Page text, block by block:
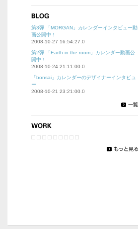
第3弾 「MORGAN」カレンダーインタビュー動
画公開中！
2008-10-27 16:54:27.0
第2弾 「Earth in the room」カレンダー動画公
開中！
2008-10-24 21:11:00.0
「bonsai」カレンダーのデザイナーインタビュ
ー
2008-10-21 23:21:00.0